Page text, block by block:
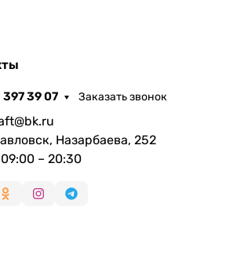
397 39 07 Заказать звонок
Назарбаева, 252
– 20:30